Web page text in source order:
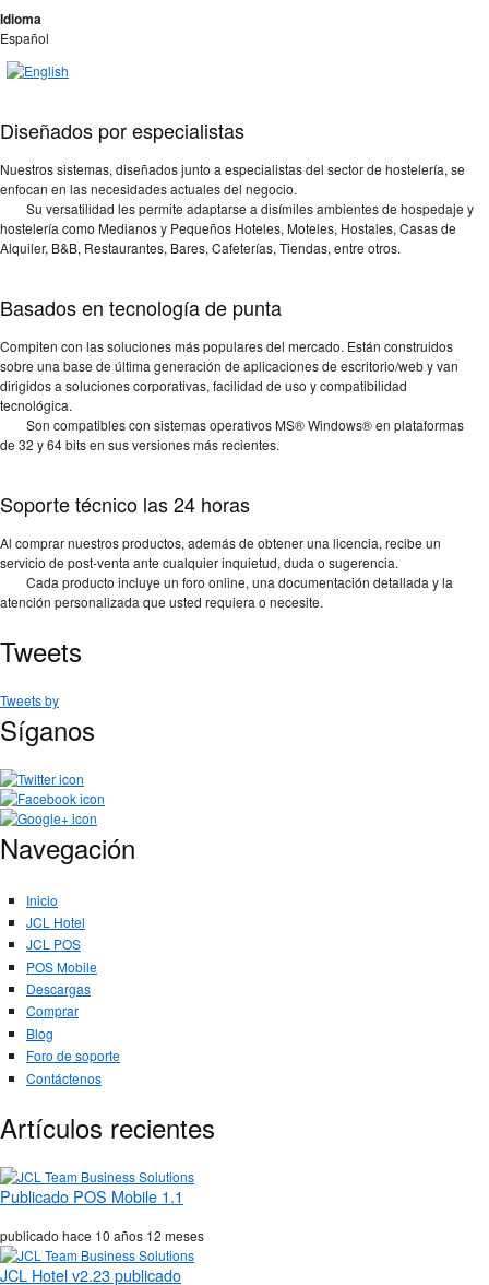
Idioma
Español
Diseñados por especialistas
Nuestros sistemas, diseñados junto a especialistas del sector de hostelería, se
enfocan en las necesidades actuales del negocio.
Su versatilidad les permite adaptarse a disímiles ambientes de hospedaje y
hostelería como Medianos y Pequeños Hoteles, Moteles, Hostales, Casas de
Alquiler, B&B, Restaurantes, Bares, Cafeterías, Tiendas, entre otros.
Basados en tecnología de punta
Compiten con las soluciones más populares del mercado. Están construidos
sobre una base de última generación de aplicaciones de escritorio/web y van
dirigidos a soluciones corporativas, facilidad de uso y compatibilidad
tecnológica.
Son compatibles con sistemas operativos MS® Windows® en plataformas
de 32 y 64 bits en sus versiones más recientes.
Soporte técnico las 24 horas
Al comprar nuestros productos, además de obtener una licencia, recibe un
servicio de post-venta ante cualquier inquietud, duda o sugerencia.
Cada producto incluye un foro online, una documentación detallada y la
atención personalizada que usted requiera o necesite.
Tweets
Tweets by
Síganos
Navegación
Inicio
JCL Hotel
JCL POS
POS Mobile
Descargas
Comprar
Blog
Foro de soporte
Contáctenos
Artículos recientes
Publicado POS Mobile 1.1
publicado hace 10 años 12 meses
JCL Hotel v2.23 publicado